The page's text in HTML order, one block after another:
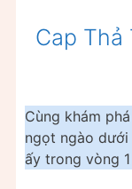
Cap Thả
Cùng khám
ngọt ngào dưới
ấy trong vòng